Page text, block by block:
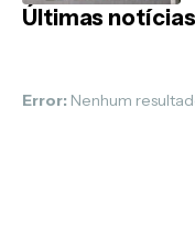
Últimas notícias
Error: Nenhum